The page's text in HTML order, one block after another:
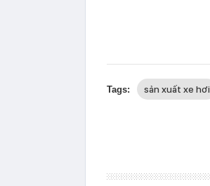
Tags: sản xuất xe hơi